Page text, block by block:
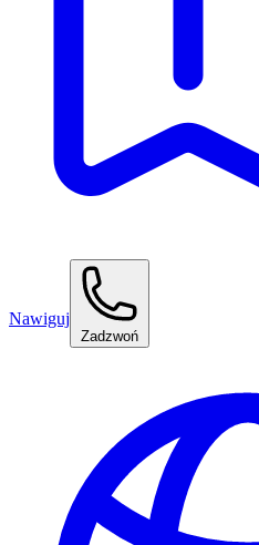
Nawiguj
Zadzwoń